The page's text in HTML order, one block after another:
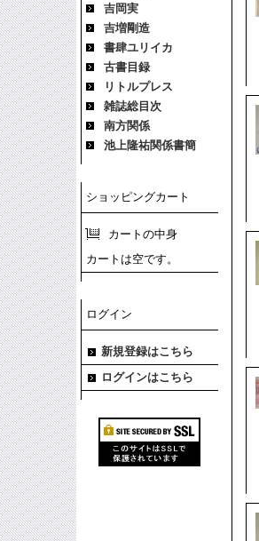
吉岡実
吉増剛造
書肆ユリイカ
古書目録
リトルプレス
雑誌総目次
南方関係
池上隆祐関係書簡
ショッピングカート
カートの中身
カートは空です。
ログイン
新規登録はこちら
ログインはこちら